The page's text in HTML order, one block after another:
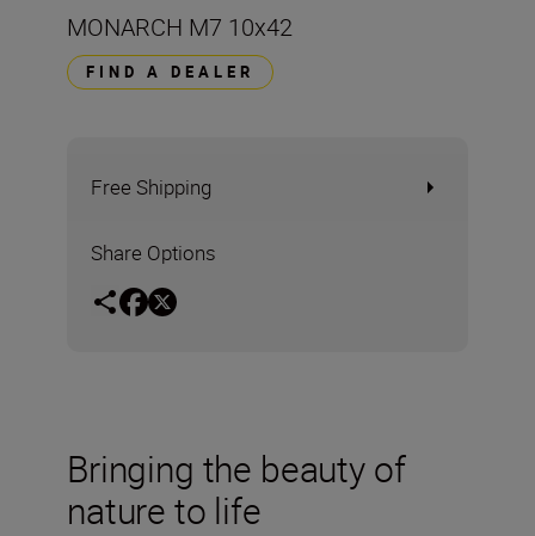
MONARCH M7 10x42
FIND A DEALER
Free Shipping
Share Options
Bringing the beauty of
nature to life